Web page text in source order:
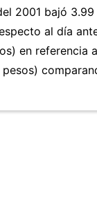
2001 bajó
al día
en referencia
pesos)